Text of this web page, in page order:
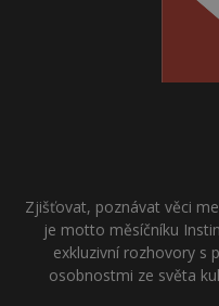
Zjišťovat, poznávat věci
je motto měsíčníku
exkluzivní rozhovory s
osobnostmi ze světa